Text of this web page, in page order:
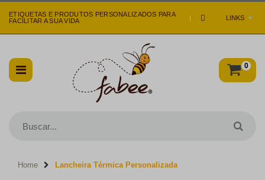
LINKS
ETIQUETAS E PRODUTOS PERSONALIZADOS PARA
FACILITAR A SUA VIDA
|
0
Home Lancheira Térmica Personalizada